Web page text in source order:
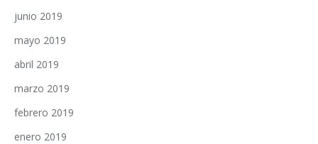
junio 2019
mayo 2019
abril 2019
marzo 2019
febrero 2019
enero 2019